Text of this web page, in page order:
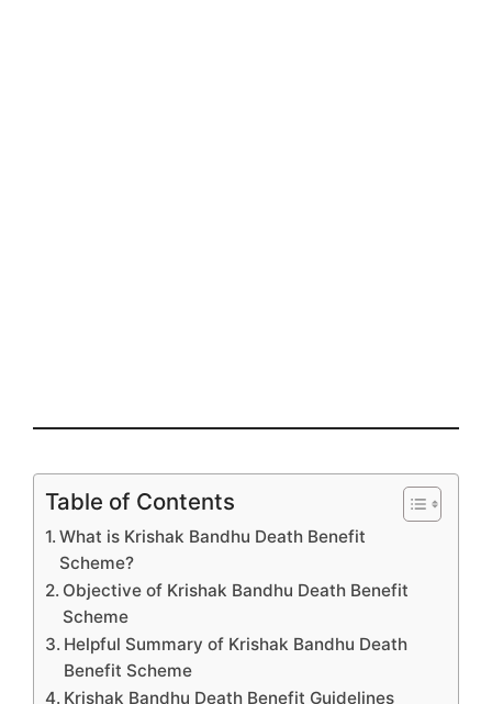
Table of Contents
What is Krishak Bandhu Death Benefit
Scheme?
Objective of Krishak Bandhu Death Benefit
Scheme
Helpful Summary of Krishak Bandhu Death
Benefit Scheme
Krishak Bandhu Death Benefit Guidelines